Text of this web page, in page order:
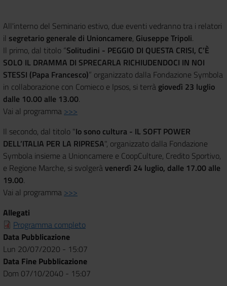
All'interno del Seminario estivo, due eventi vedranno tra i relatori
il segretario generale di Unioncamere, Giuseppe Tripoli.
Il primo, dal titolo “Solitudini - PEGGIO DI QUESTA CRISI, C’È
SOLO IL DRAMMA DI SPRECARLA RICHIUDENDOCI IN NOI
STESSI (Papa Francesco)” organizzato dalla Fondazione Symbola
in collaborazione con Comieco e Ipsos, si terrà giovedì 23 luglio
dalle 10.00 alle 13.00.
Vai al programma >>>
Il secondo, dal titolo "Io sono cultura - IL SOFT POWER
DELL’ITALIA PER LA RIPRESA", organizzato dalla Fondazione
Symbola insieme a Unioncamere e CoopCulture, Credito Sportivo,
e Regione Marche, si svolgeràvenerdì 24 luglio, dalle 17.00 alle
19.00.
Vai al programma >>>
Allegati
Programma completo
Data Pubblicazione
Lun 20/07/2020 - 15:07
Data Fine Pubblicazione
Dom 07/10/2040 - 15:07